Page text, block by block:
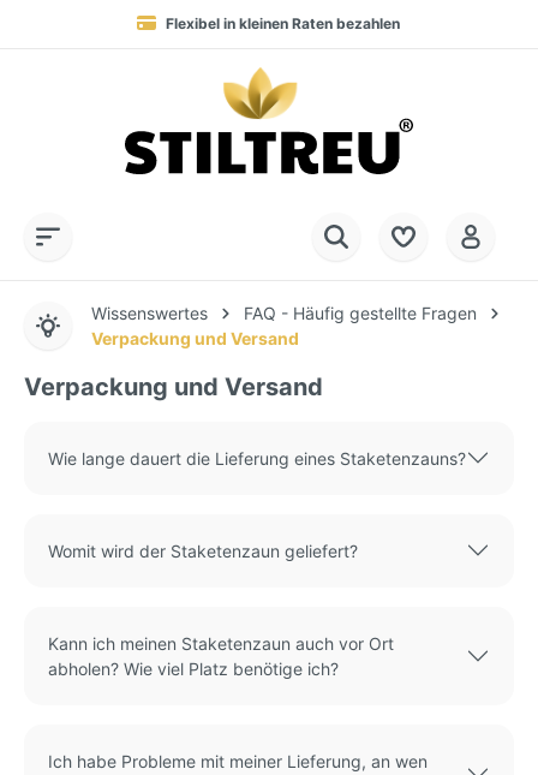
Flexibel in kleinen Raten bezahlen
Blitzversand in 1-3 Werktagen nach DE, AT & NL
+49 (0) 28 32 - 408 990 0
Dauerhaft hohe Warenverfügbarkeit
SSL-verschlüsselt online einkaufen
Wissenswertes
FAQ - Häufig gestellte Fragen
Verpackung und Versand
Verpackung und Versand
Wie lange dauert die Lieferung eines Staketenzauns?
Womit wird der Staketenzaun geliefert?
Kann ich meinen Staketenzaun auch vor Ort
abholen? Wie viel Platz benötige ich?
Ich habe Probleme mit meiner Lieferung, an wen